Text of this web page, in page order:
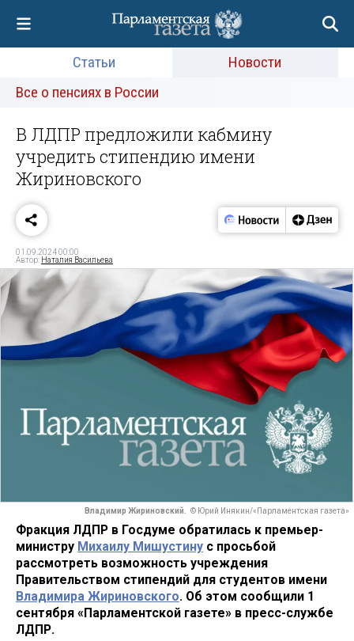
Статьи
Новости
Все о пенсиях в России
В ЛДПР предложили кабмину
учредить стипендию имени
Жириновского
01.09.2024 00:00
Автор: Наталия Васильева
Владимир Жириновский. © Юрий Инякин/«Парламентская газета»
Фракция ЛДПР в Госдуме обратилась к премьер-
министру Михаилу Мишустину с просьбой
рассмотреть возможность учреждения
Правительством стипендий для студентов имени
Владимира Жириновского. Об этом сообщили 1
сентября «Парламентской газете» в пресс-службе
ЛДПР.